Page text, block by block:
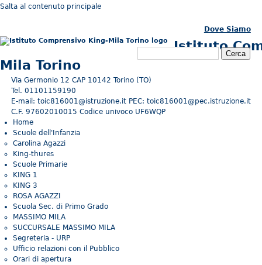
Salta al contenuto principale
Dove Siamo
Istituto
Mila Torino
Via Germonio 12 CAP 10142 Torino (TO)
Tel. 01101159190
E-mail: toic816001@istruzione.it PEC: toic816001@pec.istruzione.it
C.F. 97602010015 Codice univoco UF6WQP
Home
Scuole dell'Infanzia
Carolina Agazzi
King-thures
Scuole Primarie
KING 1
KING 3
ROSA AGAZZI
Scuola Sec. di Primo Grado
MASSIMO MILA
SUCCURSALE MASSIMO MILA
Segreteria - URP
Ufficio relazioni con il Pubblico
Orari di apertura